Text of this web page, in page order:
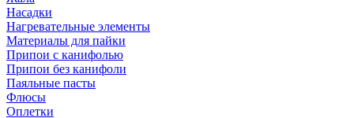
Насадки
Нагревательные элементы
Материалы для пайки
Припои с канифолью
Припои без канифоли
Паяльные пасты
Флюсы
Оплетки